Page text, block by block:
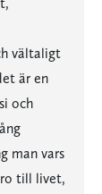
vältaligt
är en
och
man vars
till livet,